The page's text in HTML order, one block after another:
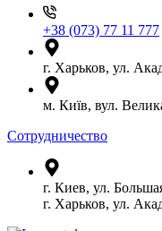
+38 (073) 77 11 777
г. Харьков, ул.
м. Київ, вул.
Сотрудничество
г. Киев, ул.
г. Харьков, ул.